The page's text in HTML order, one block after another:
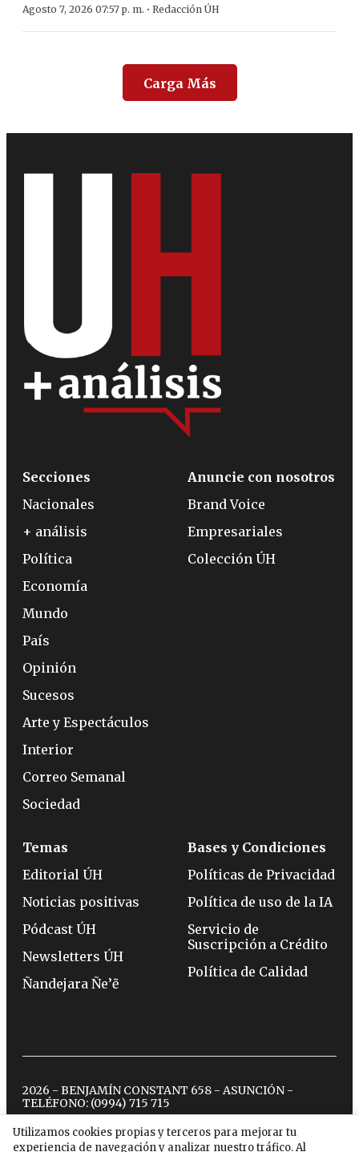
Agosto 7, 2026 07:57 p. m. · Redacción ÚH
Carga Más
Utilizamos cookies propias y terceros para mejorar tu
experiencia de navegación y analizar nuestro tráfico. Al
Secciones
Nacionales
+ análisis
Política
Economía
Mundo
País
Opinión
Sucesos
Arte y Espectáculos
Interior
Correo Semanal
Sociedad
Anuncie con nosotros
Brand Voice
Empresariales
Colección ÚH
Temas
Editorial ÚH
Noticias positivas
Pódcast ÚH
Newsletters ÚH
Ñandejara Ñe’ẽ
Bases y Condiciones
Políticas de Privacidad
Política de uso de la IA
Servicio de
Suscripción a Crédito
Política de Calidad
2026 - BENJAMÍN CONSTANT 658 - ASUNCIÓN -
TELÉFONO: (0994) 715 715